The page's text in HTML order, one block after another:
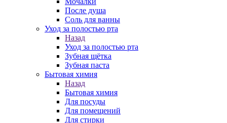
После душа
Соль для ванны
Уход за полостью рта
Назад
Уход за полостью рта
Зубная щётка
Зубная паста
Бытовая химия
Назад
Бытовая химия
Для посуды
Для помещений
Для стирки